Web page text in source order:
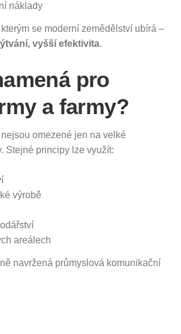
náklady
se moderní zemědělství ubírá –
vyšší efektivita.
pro
a farmy?
omezené jen na velké
Stejné principy lze využít:
výrobě
areálech
navržená průmyslová komunikační